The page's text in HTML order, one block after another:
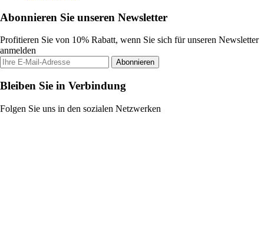
Abonnieren Sie unseren Newsletter
Profitieren Sie von 10% Rabatt, wenn Sie sich für unseren Newsletter
anmelden
Abonnieren
Bleiben Sie in Verbindung
Folgen Sie uns in den sozialen Netzwerken